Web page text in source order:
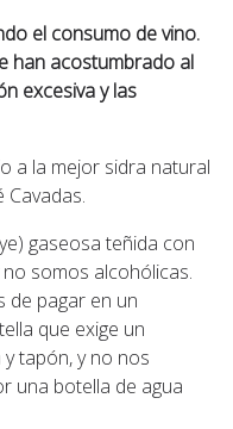
el consumo de vino.
han acostumbrado al
excesiva y las
a la mejor sidra natural
Cavadas.
gaseosa teñida con
somos alcohólicas.
de pagar en un
que exige un
tapón, y no nos
una botella de agua